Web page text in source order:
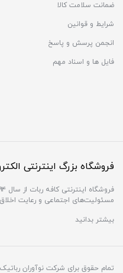
ضمانت سلامت کالا
شرایط و قوانین
انجمن پرسش و پاسخ
فایل ها و اسناد مهم
فروشگاه بزرگ اینترنتی
مسئولیت‌های اجتماعی و رعایت
بیشتر بدانید
تمام حقوق برای شرکت نوآوران